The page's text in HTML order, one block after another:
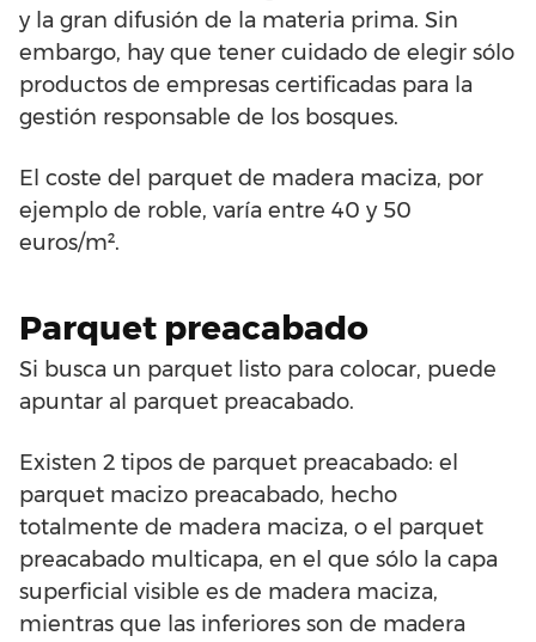
y la gran difusión de la materia prima. Sin
embargo, hay que tener cuidado de elegir sólo
productos de empresas certificadas para la
gestión responsable de los bosques.
El coste del parquet de madera maciza, por
ejemplo de roble, varía entre 40 y 50
euros/m².
Parquet preacabado
Si busca un parquet listo para colocar, puede
apuntar al parquet preacabado.
Existen 2 tipos de parquet preacabado: el
parquet macizo preacabado, hecho
totalmente de madera maciza, o el parquet
preacabado multicapa, en el que sólo la capa
superficial visible es de madera maciza,
mientras que las inferiores son de madera